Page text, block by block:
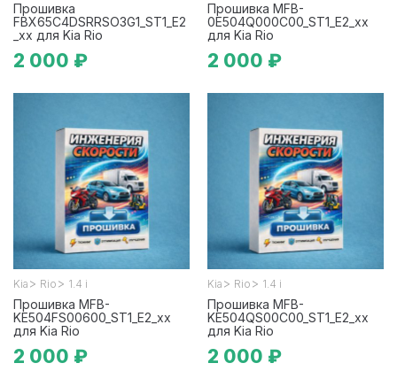
Прошивка
FBX65C4DSRRSO3G1_ST1_E2
_xx для Kia Rio
2 000 ₽
Прошивка MFB-
0E504Q000C00_ST1_E2_xx
для Kia Rio
2 000 ₽
Kia > Rio > 1.4 i
Прошивка MFB-
KE504FS00600_ST1_E2_xx
для Kia Rio
2 000 ₽
Kia > Rio > 1.4 i
Прошивка MFB-
KE504QS00C00_ST1_E2_xx
для Kia Rio
2 000 ₽